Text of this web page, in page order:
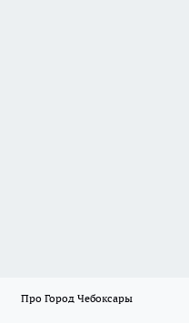
Про Город Чебоксары